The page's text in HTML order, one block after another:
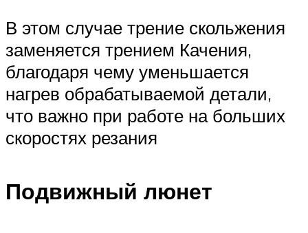
В этом случае трение скольжения
заменяется трением Качения,
благодаря чему уменьшается
нагрев обрабатываемой детали,
что важно при работе на больших
скоростях резания
Подвижный люнет